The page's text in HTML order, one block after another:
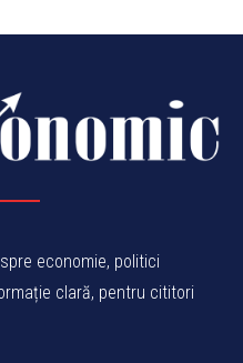
economie, politici
clară, pentru cititori